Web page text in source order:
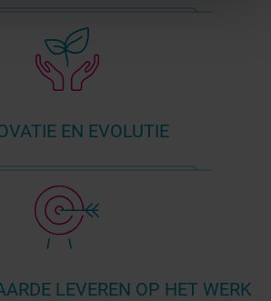
EN EVOLUTIE
LEVEREN OP HET WERK